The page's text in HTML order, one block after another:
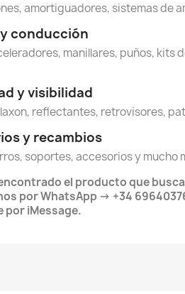
amortiguadores, sistemas de
conducción
manillares, puños, kits
y visibilidad
reflectantes, retrovisores,
y recambios
soportes, accesorios y mucho
el producto que
por WhatsApp → +34
por iMessage.